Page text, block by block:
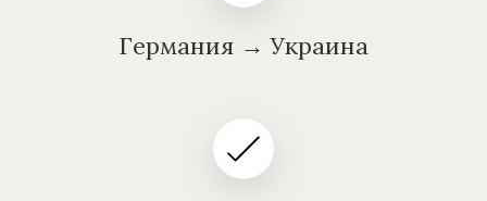
Германия → Украина